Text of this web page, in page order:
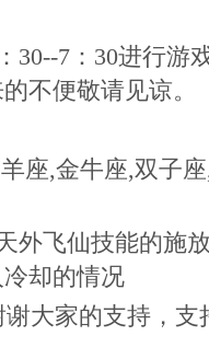
30--7：30进行游
不便敬请见谅。
座,金牛座,双子
外飞仙技能的施
却的情况
大家的支持，支